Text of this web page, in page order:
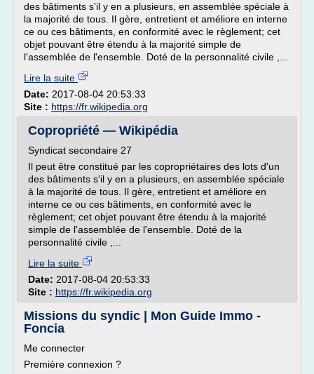
des bâtiments s'il y en a plusieurs, en assemblée spéciale à
la majorité de tous. Il gère, entretient et améliore en interne
ce ou ces bâtiments, en conformité avec le règlement; cet
objet pouvant être étendu à la majorité simple de
l'assemblée de l'ensemble. Doté de la personnalité civile ,...
Lire la suite
Date: 2017-08-04 20:53:33
Site : https://fr.wikipedia.org
Copropriété — Wikipédia
Syndicat secondaire 27
Il peut être constitué par les copropriétaires des lots d'un
des bâtiments s'il y en a plusieurs, en assemblée spéciale
à la majorité de tous. Il gère, entretient et améliore en
interne ce ou ces bâtiments, en conformité avec le
règlement; cet objet pouvant être étendu à la majorité
simple de l'assemblée de l'ensemble. Doté de la
personnalité civile ,...
Lire la suite
Date: 2017-08-04 20:53:33
Site : https://fr.wikipedia.org
Missions du syndic | Mon Guide Immo -
Foncia
Me connecter
Première connexion ?